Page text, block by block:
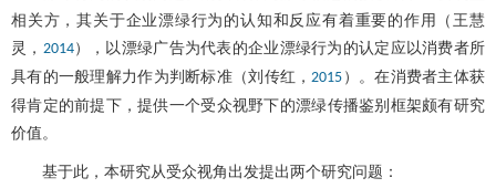
相关方，其关于企业漂绿行为的认知和反应有着重要的作用（王慧
灵， 2014），以漂绿广告为代表的企业漂绿行为的认定应以消费者所
具有的一般理解力作为判断标准（刘传红， 2015 ）。在消费者主体获
得肯定的前提下，提供一个受众视野下的漂绿传播鉴别框架颇有研究
价值。
基于此，本研究从受众视角出发提出两个研究问题：